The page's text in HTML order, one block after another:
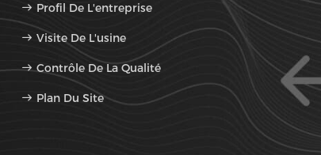
Profil De L'entreprise
Visite De L'usine
Contrôle De La Qualité
Plan Du Site